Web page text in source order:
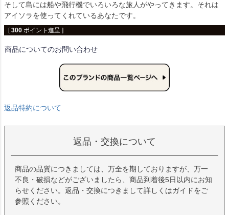
そして島には船や飛行機でいろいろな旅人がやってきます。それは
アイソラを使ってくれているあなたです。
[ 300 ポイント進呈 ]
商品についてのお問い合わせ
返品特約について
返品・交換について
商品の品質につきましては、万全を期しておりますが、万一
不良・破損などがございましたら、商品到着後5日以内にお知
らせください。返品・交換につきまして詳しくはガイドをご
参照ください。